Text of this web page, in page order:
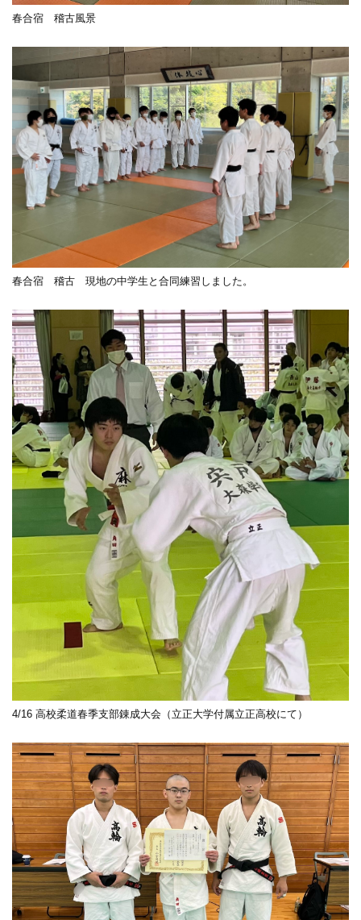
春合宿 稽古風景
春合宿 稽古 現地の中学生と合同練習しました。
4/16 高校柔道春季支部錬成大会（立正大学付属立正高校にて）